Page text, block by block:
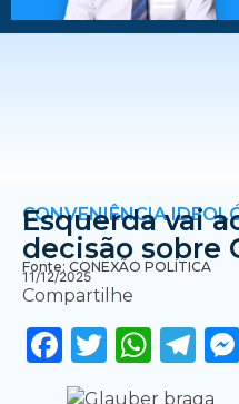
CONVENIÊNCIA
Esquerda vai
decisão sobre
Fonte: CONEXÃO POLÍTICA
11/12/2025
Compartilhe
Facebook
Twitter